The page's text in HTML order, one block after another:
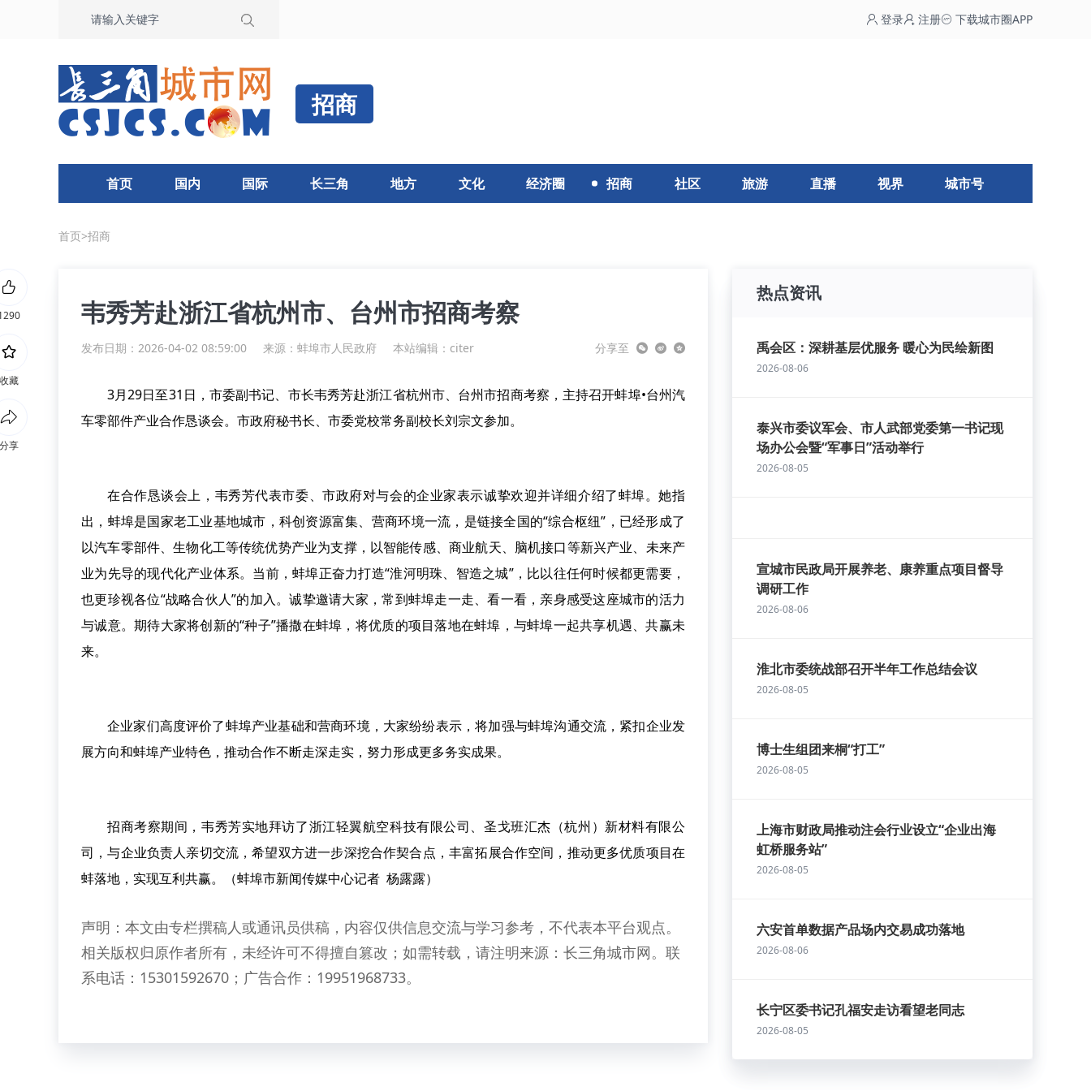
登录 注册 下载城市圈APP
招商
首页 国内 国际 长三角 地方 文化 经济圈 招商 社区 旅游 直播 视界 城市号
首页>招商
韦秀芳赴浙江省杭州市、台州市招商考察
发布日期：2026-04-02 08:59:00 来源： 蚌埠市人民政府 本站编辑：citer 分享至
3月29日至31日，市委副书记、市长韦秀芳赴浙江省杭州市、台州市招商考察，主持召开蚌埠•台州汽
车零部件产业合作恳谈会。市政府秘书长、市委党校常务副校长刘宗文参加。
在合作恳谈会上，韦秀芳代表市委、市政府对与会的企业家表示诚挚欢迎并详细介绍了蚌埠。她指
出，蚌埠是国家老工业基地城市，科创资源富集、营商环境一流，是链接全国的“综合枢纽”，已经形成了
以汽车零部件、生物化工等传统优势产业为支撑，以智能传感、商业航天、脑机接口等新兴产业、未来产
业为先导的现代化产业体系。当前，蚌埠正奋力打造“淮河明珠、智造之城”，比以往任何时候都更需要，
也更珍视各位“战略合伙人”的加入。诚挚邀请大家，常到蚌埠走一走、看一看，亲身感受这座城市的活力
与诚意。期待大家将创新的“种子”播撒在蚌埠，将优质的项目落地在蚌埠，与蚌埠一起共享机遇、共赢未
来。
企业家们高度评价了蚌埠产业基础和营商环境，大家纷纷表示，将加强与蚌埠沟通交流，紧扣企业发
展方向和蚌埠产业特色，推动合作不断走深走实，努力形成更多务实成果。
招商考察期间，韦秀芳实地拜访了浙江轻翼航空科技有限公司、圣戈班汇杰（杭州）新材料有限公
司，与企业负责人亲切交流，希望双方进一步深挖合作契合点，丰富拓展合作空间，推动更多优质项目在
蚌落地，实现互利共赢。（蚌埠市新闻传媒中心记者 杨露露）
声明：本文由专栏撰稿人或通讯员供稿，内容仅供信息交流与学习参考，不代表本平台观点。
相关版权归原作者所有，未经许可不得擅自篡改；如需转载，请注明来源：长三角城市网。联
系电话：15301592670；广告合作：19951968733。
热点资讯
禹会区：深耕基层优服务 暖心为民绘新图
2026-08-06
泰兴市委议军会、市人武部党委第一书记现
场办公会暨“军事日”活动举行
2026-08-05
宣城市民政局开展养老、康养重点项目督导
调研工作
2026-08-06
淮北市委统战部召开半年工作总结会议
2026-08-05
博士生组团来桐“打工”
2026-08-05
上海市财政局推动注会行业设立“企业出海
虹桥服务站”
2026-08-05
六安首单数据产品场内交易成功落地
2026-08-06
长宁区委书记孔福安走访看望老同志
2026-08-05
收藏
分享